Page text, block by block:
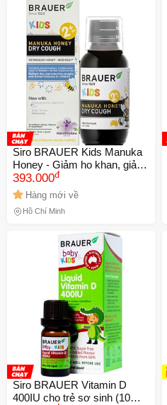
Siro BRAUER Kids Manuka
Honey - Giảm ho khan, giảm
đau họng cho trẻ từ 2 tuổi,
100ml, hỗ trợ sức đề kháng
hiệu quả
393.000đ
Hàng mới về
Hồ Chí Minh
Siro BRAUER Vitamin D
400IU cho trẻ sơ sinh (10ml)